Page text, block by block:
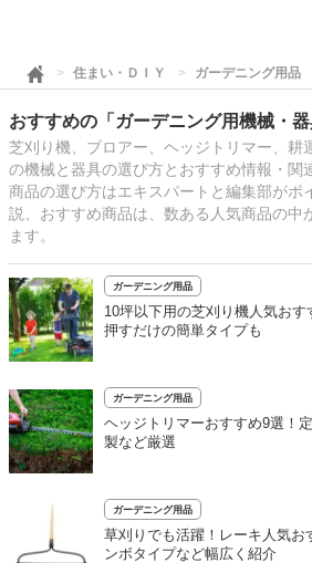
住まい・ＤＩＹ ガーデニング用品
おすすめの「ガーデニング用機械・
芝刈り機、ブロアー、ヘッジトリマー、耕
の機械と器具の選び方とおすすめ情報・関
商品の選び方はエキスパートと編集部がポ
説、おすすめ商品は、数ある人気商品の中
ます。
ガーデニング用品
10坪以下用の芝刈り機人気おす
押すだけの簡単タイプも
ガーデニング用品
ヘッジトリマーおすすめ9選！
製など厳選
ガーデニング用品
草刈りでも活躍！レーキ人気お
ンボタイプなど幅広く紹介